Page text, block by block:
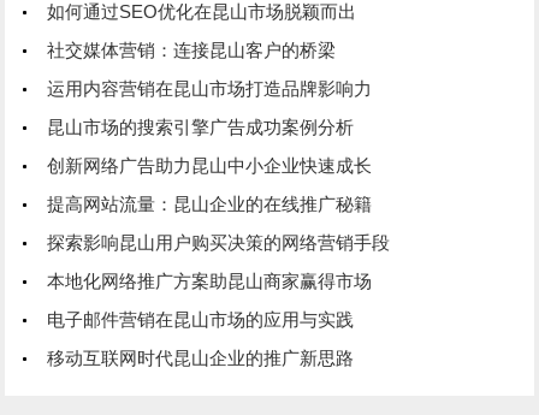
如何通过SEO优化在昆山市场脱颖而出
社交媒体营销：连接昆山客户的桥梁
运用内容营销在昆山市场打造品牌影响力
昆山市场的搜索引擎广告成功案例分析
创新网络广告助力昆山中小企业快速成长
提高网站流量：昆山企业的在线推广秘籍
探索影响昆山用户购买决策的网络营销手段
本地化网络推广方案助昆山商家赢得市场
电子邮件营销在昆山市场的应用与实践
移动互联网时代昆山企业的推广新思路